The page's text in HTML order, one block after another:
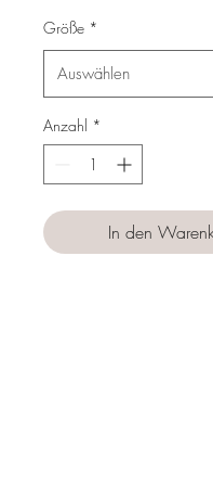
Größe *
Anzahl *
In den